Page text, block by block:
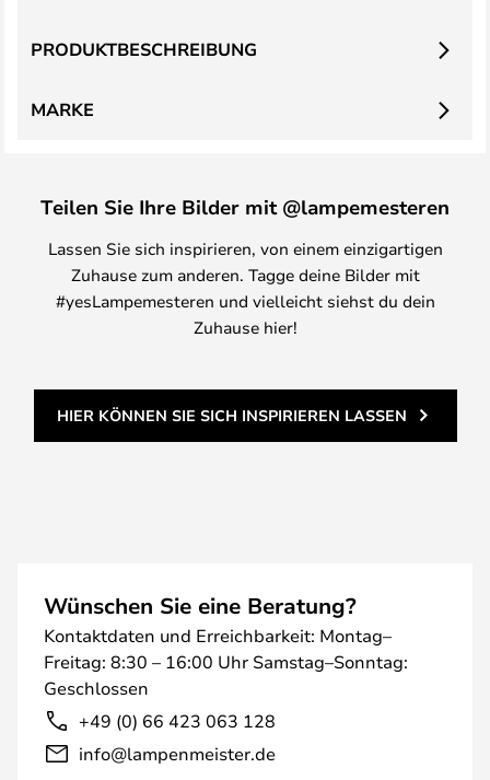
PRODUKTBESCHREIBUNG
MARKE
Teilen Sie Ihre Bilder mit @lampemesteren
Lassen Sie sich inspirieren, von einem einzigartigen
Zuhause zum anderen. Tagge deine Bilder mit
#yesLampemesteren und vielleicht siehst du dein
Zuhause hier!
HIER KÖNNEN SIE SICH INSPIRIEREN LASSEN
Wünschen Sie eine Beratung?
Kontaktdaten und Erreichbarkeit: Montag–
Freitag: 8:30 – 16:00 Uhr Samstag–Sonntag:
Geschlossen
+49 (0) 66 423 063 128
info@lampenmeister.de